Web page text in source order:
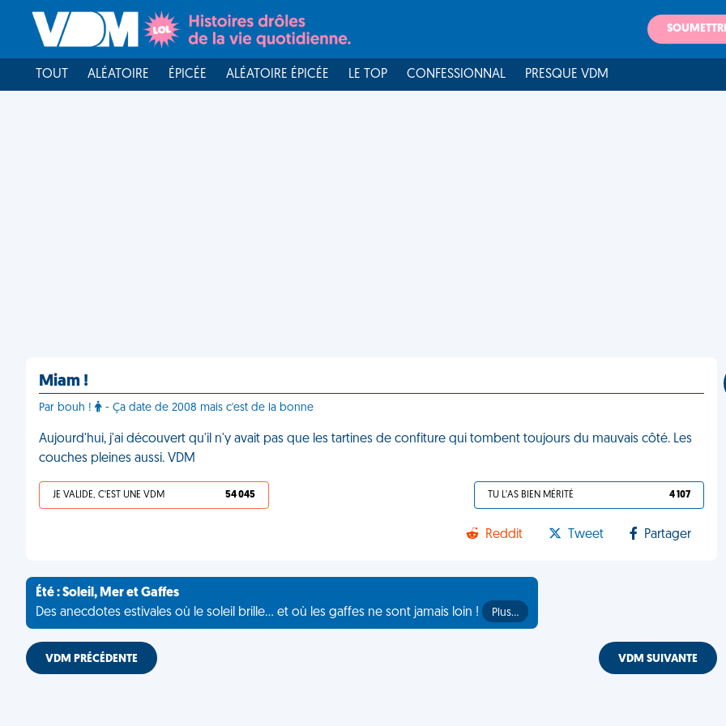
TOUT ALÉATOIRE ÉPICÉE ALÉATOIRE ÉPICÉE LE TOP CONFESSIONNAL PRESQUE VDM
Miam !
Par bouh ! - Ça date de 2008 mais c'est de la bonne
Aujourd'hui, j'ai découvert qu'il n'y avait pas que les tartines de confiture qui tombent toujours du mauvais côté. Les
couches pleines aussi. VDM
JE VALIDE, C'EST UNE VDM 54 045 TU L'AS BIEN MÉRITÉ 4 107
Reddit Tweet Partager
Été : Soleil, Mer et Gaffes
Des anecdotes estivales où le soleil brille... et où les gaffes ne sont jamais loin !
Plus…
VDM PRÉCÉDENTE VDM SUIVANTE